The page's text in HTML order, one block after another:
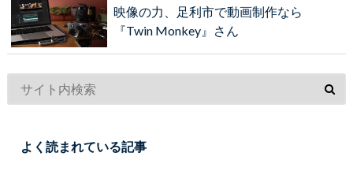
映像の力、足利市で動画制作なら
『Twin Monkey』さん
よく読まれている記事